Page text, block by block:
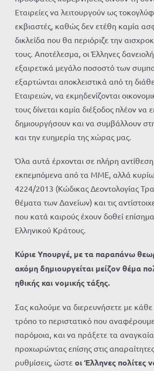
Εταιρείες να λειτουργούν ως
εκβιαστές, καθώς δεν ετέθη καμία
δικλείδα που θα περιόριζε την
τους. Αποτέλεσμα, οι Έλληνες
εξαιρετικά μεγάλο ποσοστό των
εξαρτώνται αποκλειστικά από τη
Εταιρειών, να εκμηδενίζονται
τους δίνεται καμία διέξοδος πλέον να
δημιουργήσουν και να συμβάλλουν
και την ευημερία της χώρας μας.
Όλα αυτά έρχονται σε πλήρη
εκπεμπόμενα από τα ΜΜΕ, αλλά
4224/2013 (Κώδικας Δεοντολογίας
θέματα των Δανείων) και τις
που κατά καιρούς έχουν δοθεί
Ελληνικού Κράτους.
Κύριε Υπουργέ, με τα παραπάνω
ακόμη δημιουργείται μείζον θέμα
ηθικής και νομικής τάξης.
Σας καλούμε να διερευνήσετε με κάθε
τρόπο το περιστατικό που
παρόμοια, και να πράξετε τα
προχωρώντας επίσης στις
ρυθμίσεις, ώστε οι Έλληνες πολίτες